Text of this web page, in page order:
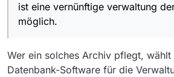
ist eine vernünftige verwaltung
möglich.
Wer ein solches Archiv pflegt, wählt
Datenbank-Software für die